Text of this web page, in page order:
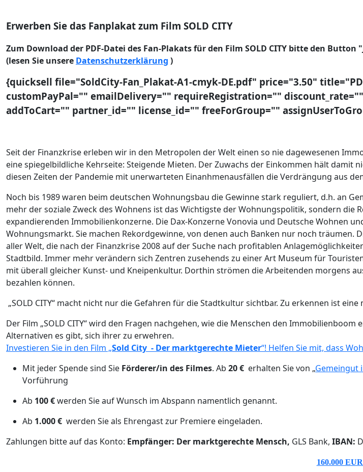
Erwerben Sie das Fanplakat zum Film SOLD CITY
Zum Download der PDF-Datei des Fan-Plakats für den Film SOLD CITY bitte den Button
(lesen Sie unsere Datenschutzerklärung )
{quicksell file="SoldCity-Fan_Plakat-A1-cmyk-DE.pdf" price="3.50"
customPayPal="" emailDelivery="" requireRegistration=""
addToCart="" partner_id="" license_id="" freeForGroup=""
Seit der Finanzkrise erleben wir in den Metropolen der Welt einen so nie dagewesenen
eine spiegelbildliche Kehrseite: Steigende Mieten. Der Zuwachs der Einkommen hält
diesen Zeiten der Pandemie mit unerwarteten Einanhmenausfällen die Verdrängung aus
Noch bis 1989 waren beim deutschen Wohnungsbau die Gewinne stark reguliert, d.h. an
mehr der soziale Zweck des Wohnens ist das Wichtigste der Wohnungspolitik, sondern
expandierenden Immobilienkonzerne. Die Dax-Konzerne Vonovia und Deutsche Wohnen
Wohnungsmarkt. Sie machen Rekordgewinne, von denen auch Banken nur noch
aller Welt, die nach der Finanzkrise 2008 auf der Suche nach profitablen
Stadtbild. Immer mehr verändern sich Zentren zusehends zu einer Art Museum für
mit überall gleicher Kunst- und Kneipenkultur. Dorthin strömen die Arbeitenden morgens
bezahlen können.
„SOLD CITY“ macht nicht nur die Gefahren für die Stadtkultur sichtbar. Zu erkennen ist
Der Film „SOLD CITY“ wird den Fragen nachgehen, wie die Menschen den
Alternativen es gibt, sich ihrer zu erwehren.
Investieren Sie in den Film „Sold City - Der marktgerechte Mieter“! Helfen Sie mit, dass
Mit jeder Spende sind Sie Förderer/in des Filmes. Ab 20 € erhalten Sie von „Gemeingut
Vorführung
Ab 100 €werden Sie auf Wunsch im Abspann namentlich genannt.
Ab 1.000 € werden Sie als Ehrengast zur Premiere eingeladen.
Zahlungen bitte auf das Konto: Empfänger: Der marktgerechte Mensch, GLS Bank, IBAN:
160.000